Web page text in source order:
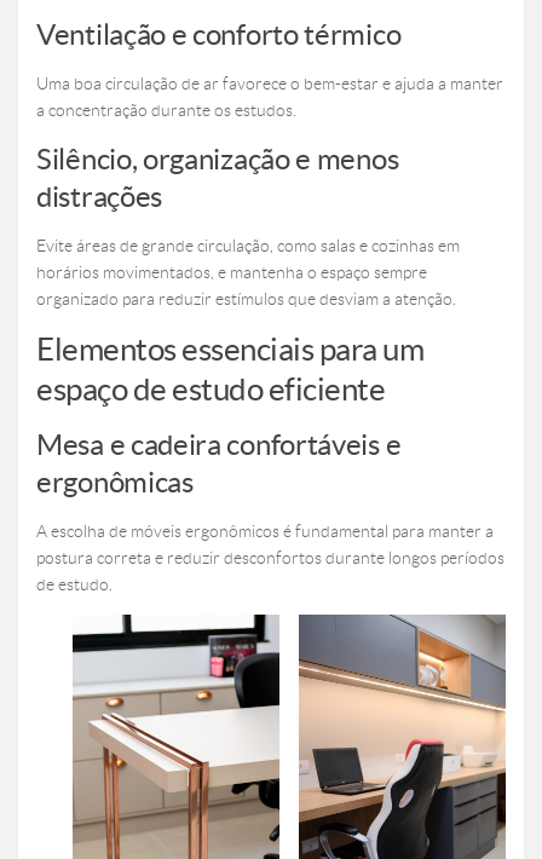
Ventilação e conforto térmico
Uma boa circulação de ar favorece o bem-estar e ajuda a manter
a concentração durante os estudos.
Silêncio, organização e menos
distrações
Evite áreas de grande circulação, como salas e cozinhas em
horários movimentados, e mantenha o espaço sempre
organizado para reduzir estímulos que desviam a atenção.
Elementos essenciais para um
espaço de estudo eficiente
Mesa e cadeira confortáveis e
ergonômicas
A escolha de móveis ergonômicos é fundamental para manter a
postura correta e reduzir desconfortos durante longos períodos
de estudo.